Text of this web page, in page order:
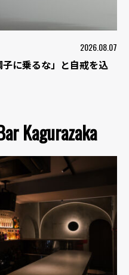
2026.08.07
に乗るな」と自戒を込
Kagurazaka